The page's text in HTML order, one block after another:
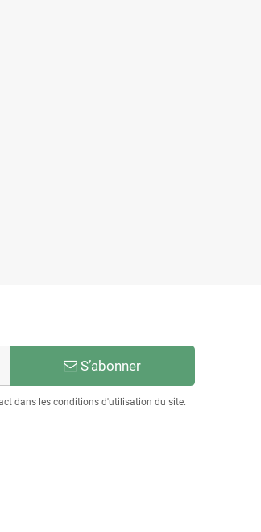
S’abonner
dans les conditions d'utilisation du site.